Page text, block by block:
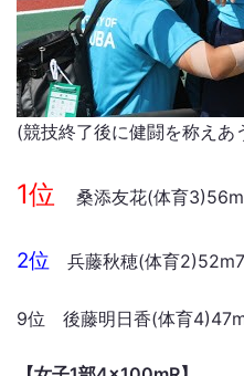
(競技終了後に健闘を称えあ
1位 桑添友花(体育
2位 兵藤秋穂(体育
9位 後藤明日香(体育